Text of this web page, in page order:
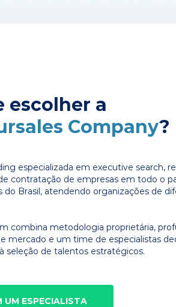
escolher a
Company?
especializada em executive search,
contratação de empresas em todo o
do Brasil, atendendo organizações de
combina metodologia proprietária,
mercado e um time de especialistas
seleção de talentos estratégicos.
UM ESPECIALISTA